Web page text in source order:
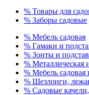
% Товары для
% Заборы садовые
% Мебель садовая
% Гамаки и
% Зонты и
% Металлическая
% Мебель садовая
% Шезлонги,
% Садовые